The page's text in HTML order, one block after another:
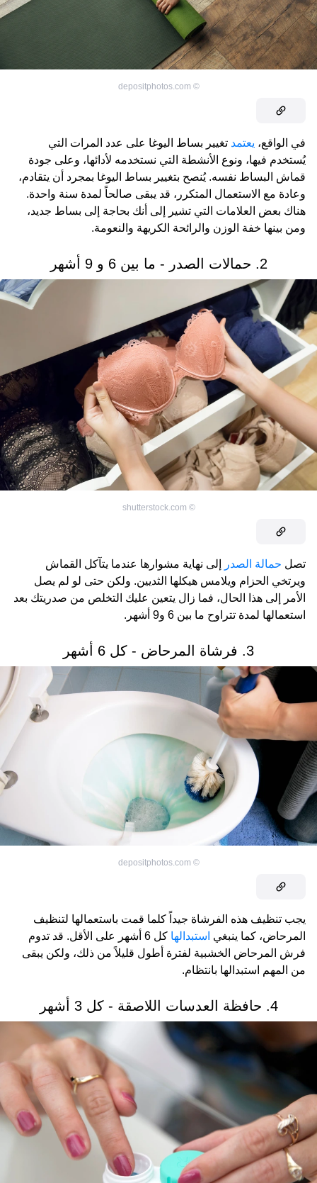
©
depositphotos.com
في الواقع، يعتمد تغيير بساط اليوغا على عدد المرات التي
يُستخدم فيها، ونوع الأنشطة التي نستخدمه لأدائها، وعلى جودة
قماش البساط نفسه. يُنصح بتغيير بساط اليوغا بمجرد أن يتقادم،
وعادة مع الاستعمال المتكرر، قد يبقى صالحاً لمدة سنة واحدة.
هناك بعض العلامات التي تشير إلى أنك بحاجة إلى بساط جديد،
ومن بينها خفة الوزن والرائحة الكريهة والنعومة.
2. حمالات الصدر - ما بين 6 و 9 أشهر
©
shutterstock.com
تصل حمالة الصدر
إلى نهاية مشوارها عندما يتآكل القماش
ويرتخي الحزام ويلامس هيكلها الثديين. ولكن حتى لو لم يصل
الأمر إلى هذا الحال، فما زال يتعين عليك التخلص من صدريتك بعد
استعمالها لمدة تتراوح ما بين 6 و9 أشهر.
3. فرشاة المرحاض - كل 6 أشهر
©
depositphotos.com
يجب تنظيف هذه الفرشاة جيداً كلما قمت باستعمالها لتنظيف
المرحاض، كما ينبغي استبدالها
كل 6 أشهر على الأقل. قد تدوم
فرش المرحاض الخشبية لفترة أطول قليلاً من ذلك، ولكن يبقى
من المهم استبدالها بانتظام.
4. حافظة العدسات اللاصقة - كل 3 أشهر